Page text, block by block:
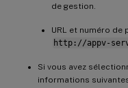
de gestion.
URL et numéro de
http://appv-
Si vous avez
informations